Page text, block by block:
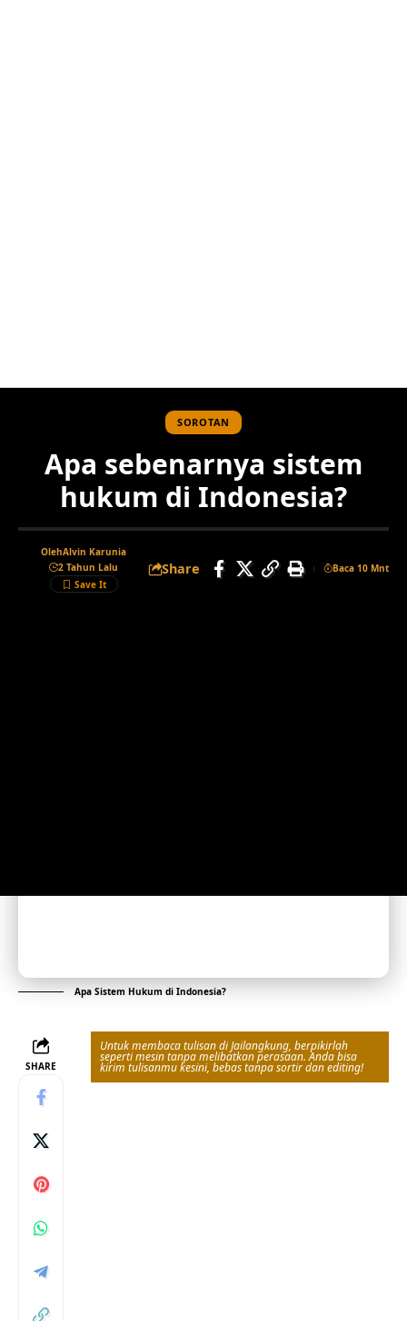
SOROTAN
Apa sebenarnya sistem
hukum di Indonesia?
OlehAlvin Karunia
2 Tahun Lalu
Share Baca 10 Mnt
Apa Sistem Hukum di Indonesia?
SHARE
Untuk membaca tulisan di Jailangkung, berpikirlah
seperti mesin tanpa melibatkan perasaan. Anda bisa
kirim tulisanmu kesini, bebas tanpa sortir dan editing!